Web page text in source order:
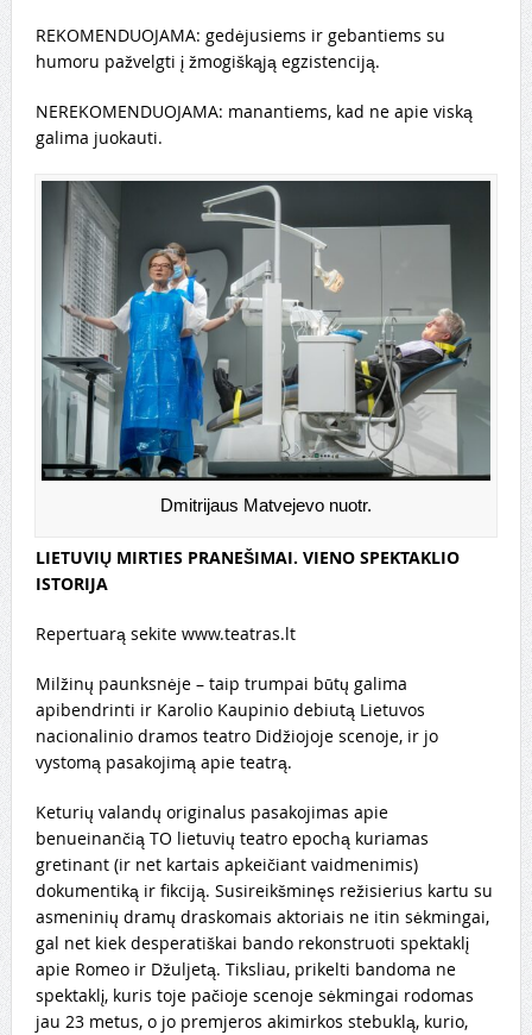
REKOMENDUOJAMA: gedėjusiems ir gebantiems su
humoru pažvelgti į žmogiškąją egzistenciją.
NEREKOMENDUOJAMA: manantiems, kad ne apie viską
galima juokauti.
Dmitrijaus Matvejevo nuotr.
LIETUVIŲ MIRTIES PRANEŠIMAI. VIENO SPEKTAKLIO
ISTORIJA
Repertuarą sekite www.teatras.lt
Milžinų paunksnėje – taip trumpai būtų galima
apibendrinti ir Karolio Kaupinio debiutą Lietuvos
nacionalinio dramos teatro Didžiojoje scenoje, ir jo
vystomą pasakojimą apie teatrą.
Keturių valandų originalus pasakojimas apie
benueinančią TO lietuvių teatro epochą kuriamas
gretinant (ir net kartais apkeičiant vaidmenimis)
dokumentiką ir fikciją. Susireikšminęs režisierius kartu su
asmeninių dramų draskomais aktoriais ne itin sėkmingai,
gal net kiek desperatiškai bando rekonstruoti spektaklį
apie Romeo ir Džuljetą. Tiksliau, prikelti bandoma ne
spektaklį, kuris toje pačioje scenoje sėkmingai rodomas
jau 23 metus, o jo premjeros akimirkos stebuklą, kurio,